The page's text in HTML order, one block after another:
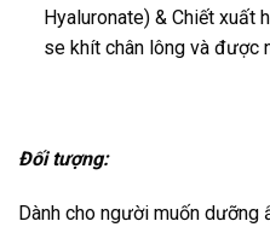
Hyaluronate) & Chiết xuất
se khít chân lông và được
Đối tượng:
Dành cho người muốn dưỡng